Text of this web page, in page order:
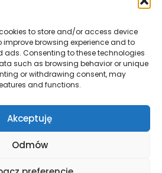
to store and/or access device
browsing experience and to
ads. Consenting to these technologies
such as browsing behavior or unique
or withdrawing consent, may
and functions.
Akceptuję
Odmów
Authority (FCA) i jest prowadzona
informacyjno-edukacyjnych. Treści
i afiliacyjne, a klikając w nie
reklamodawców lub firm
nasz serwis może otrzymać
(FCA) and is operated solely for
affiliate links, and by clicking on